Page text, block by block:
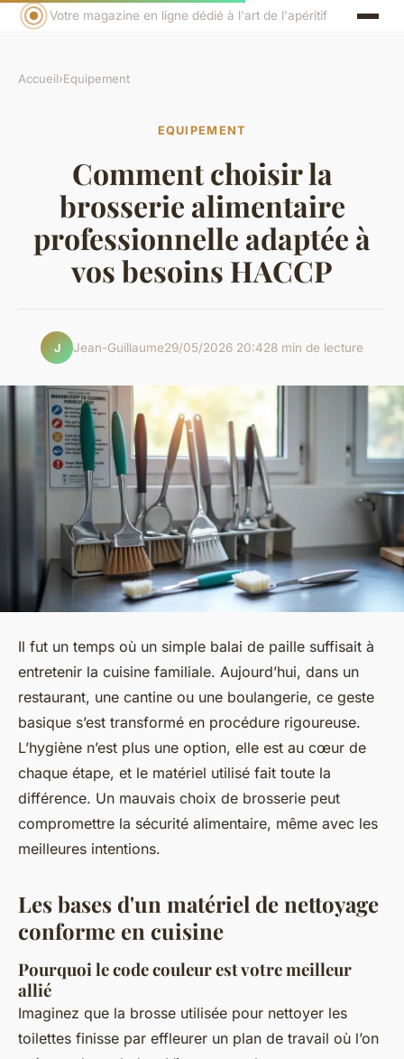
Votre magazine en ligne dédié à l'art de l'apéritif
Accueil›Equipement
EQUIPEMENT
Comment choisir la
brosserie alimentaire
professionnelle adaptée à
vos besoins HACCP
J Jean-Guillaume29/05/2026 20:428 min de lecture
Il fut un temps où un simple balai de paille suffisait à
entretenir la cuisine familiale. Aujourd’hui, dans un
restaurant, une cantine ou une boulangerie, ce geste
basique s’est transformé en procédure rigoureuse.
L’hygiène n’est plus une option, elle est au cœur de
chaque étape, et le matériel utilisé fait toute la
différence. Un mauvais choix de brosserie peut
compromettre la sécurité alimentaire, même avec les
meilleures intentions.
Les bases d'un matériel de nettoyage
conforme en cuisine
Pourquoi le code couleur est votre meilleur
allié
Imaginez que la brosse utilisée pour nettoyer les
toilettes finisse par effleurer un plan de travail où l’on